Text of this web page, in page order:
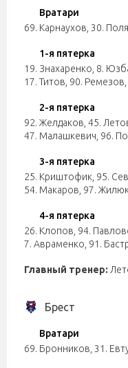
Вратари
69. Карнаухов 30.
1-я пятерка
19. Знахаренко 8.
17. Титов 90. Ремезов
2-я пятерка
92. Желдаков 45.
47. Малашкевич 96.
3-я пятерка
25. Криштофик 95.
54. Макаров 97. Жилюк
4-я пятерка
26. Клопов 94.
7. Авраменко 91.
Главный тренер:
Брест
Вратари
69. Бронников 31.